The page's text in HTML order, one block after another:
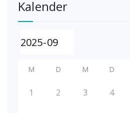
Kalender
M D M D
1 2 3 4